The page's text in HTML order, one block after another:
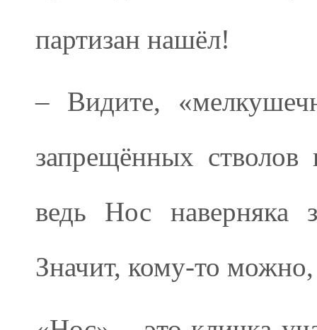
партизан нашёл!
– Видите,
запрещённых
ведь Нос наверняка
Значит, кому-то